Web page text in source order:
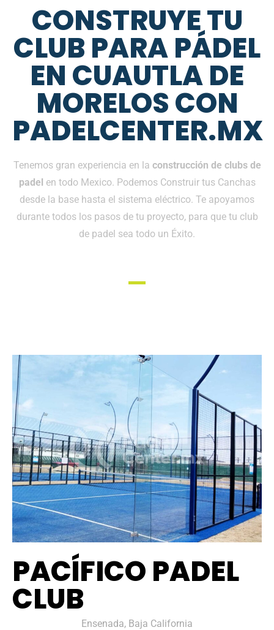
CONSTRUYE TU
CLUB PARA PÁDEL
EN CUAUTLA DE
MORELOS CON
PADELCENTER.MX
Tenemos gran experiencia en la construcción de clubs de
padel en todo Mexico. Podemos Construir tus Canchas
desde la base hasta el sistema eléctrico. Te apoyamos
durante todos los pasos de tu proyecto, para que tu club
de padel sea todo un Éxito.
PACÍFICO PADEL
CLUB
Ensenada, Baja California